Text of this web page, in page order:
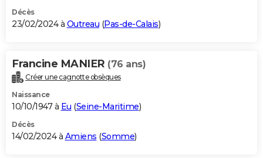
Décès
23/02/2024 à Outreau (Pas-de-Calais)
Francine MANIER (76 ans)
Créer une cagnotte obsèques
Naissance
10/10/1947 à Eu (Seine-Maritime)
Décès
14/02/2024 à Amiens (Somme)